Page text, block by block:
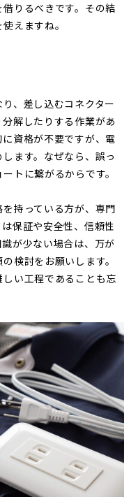
りるべきです。その結
えますね。
、差し込むコネクター
解したりする作業があ
資格が不要ですが、電
ます。なぜなら、誤っ
トに繋がるからです。
持っている方が、専門
保証や安全性、信頼性
が少ない場合は、万が
検討をお願いします。
い工程であることも忘